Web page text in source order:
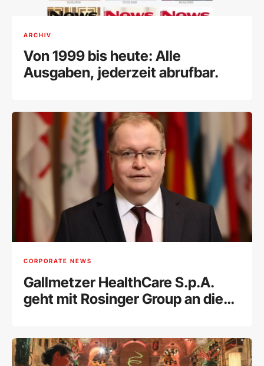
ARCHIV
Von 1999 bis heute: Alle
Ausgaben, jederzeit abrufbar.
CORPORATE NEWS
Gallmetzer HealthCare S.p.A.
geht mit Rosinger Group an die